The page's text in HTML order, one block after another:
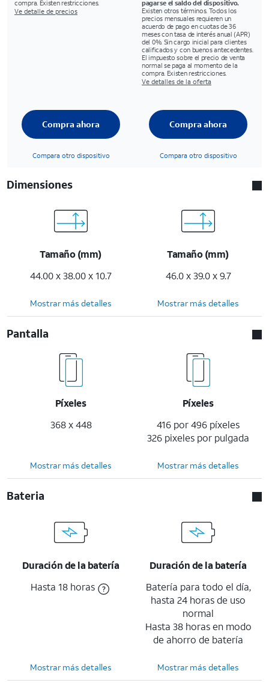
compra. Existen restricciones.
Ve detalle de precios
pagarse el saldo del dispositivo.
Existen otros términos. Todos los
precios mensuales requieren un
acuerdo de pago en cuotas de 36
meses con tasa de interés anual (APR)
del 0%. Sin cargo inicial para clientes
calificados y con buenos antecedentes.
El impuesto sobre el precio de venta
normal se paga al momento de la
compra. Existen restricciones.
Ve detalles de la oferta
Compra ahora
Compara otro dispositivo
Compra ahora
Compara otro dispositivo
Dimensiones
Tamaño (mm)
44.00 x 38.00 x 10.7
Tamaño (mm)
46.0 x 39.0 x 9.7
Mostrar más detalles Mostrar más detalles
Pantalla
Píxeles
368 x 448
Píxeles
416 por 496 píxeles
326 pixeles por pulgada
Mostrar más detalles Mostrar más detalles
Bateria
Duración de la batería
Hasta 18 horas
Duración de la batería
Batería para todo el día,
hasta 24 horas de uso
normal
Hasta 38 horas en modo
de ahorro de batería
Mostrar más detalles Mostrar más detalles